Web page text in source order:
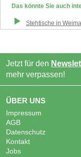
Das könnte Sie auch
Stehtische in
Jetzt für den
mehr verpassen!
ÜBER UNS
Impressum
AGB
Datenschutz
Kontakt
Jobs